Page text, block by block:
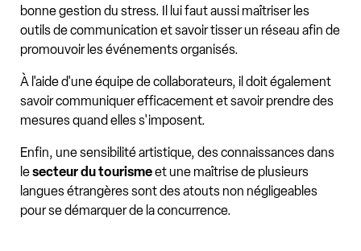
bonne gestion du stress. Il lui faut aussi maîtriser les
outils de communication et savoir tisser un réseau afin de
promouvoir les événements organisés.
À l'aide d'une équipe de collaborateurs, il doit également
savoir communiquer efficacement et savoir prendre des
mesures quand elles s'imposent.
Enfin, une sensibilité artistique, des connaissances dans
lesecteur du tourismeet une maîtrise de plusieurs
langues étrangères sont des atouts non négligeables
pour se démarquer de la concurrence.